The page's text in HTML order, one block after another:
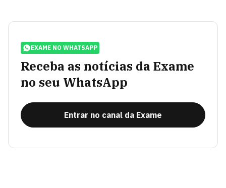
EXAME NO WHATSAPP
Receba as notícias da Exame
no seu WhatsApp
Entrar no canal da Exame